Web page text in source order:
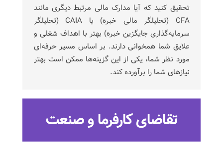
تحقیق کنید که آیا مدارک مالی مرتبط دیگری مانند
CFA (تحلیلگر مالی خبره) یا CAIA (تحلیلگر
سرمایه‌گذاری جایگزین خبره) بهتر با اهداف شغلی و
علایق شما همخوانی دارند. بر اساس مسیر حرفه‌ای
مورد نظر شما، یکی از این گزینه‌ها ممکن است بهتر
نیازهای شما را برآورده کند.
تقاضای کارفرما و صنعت